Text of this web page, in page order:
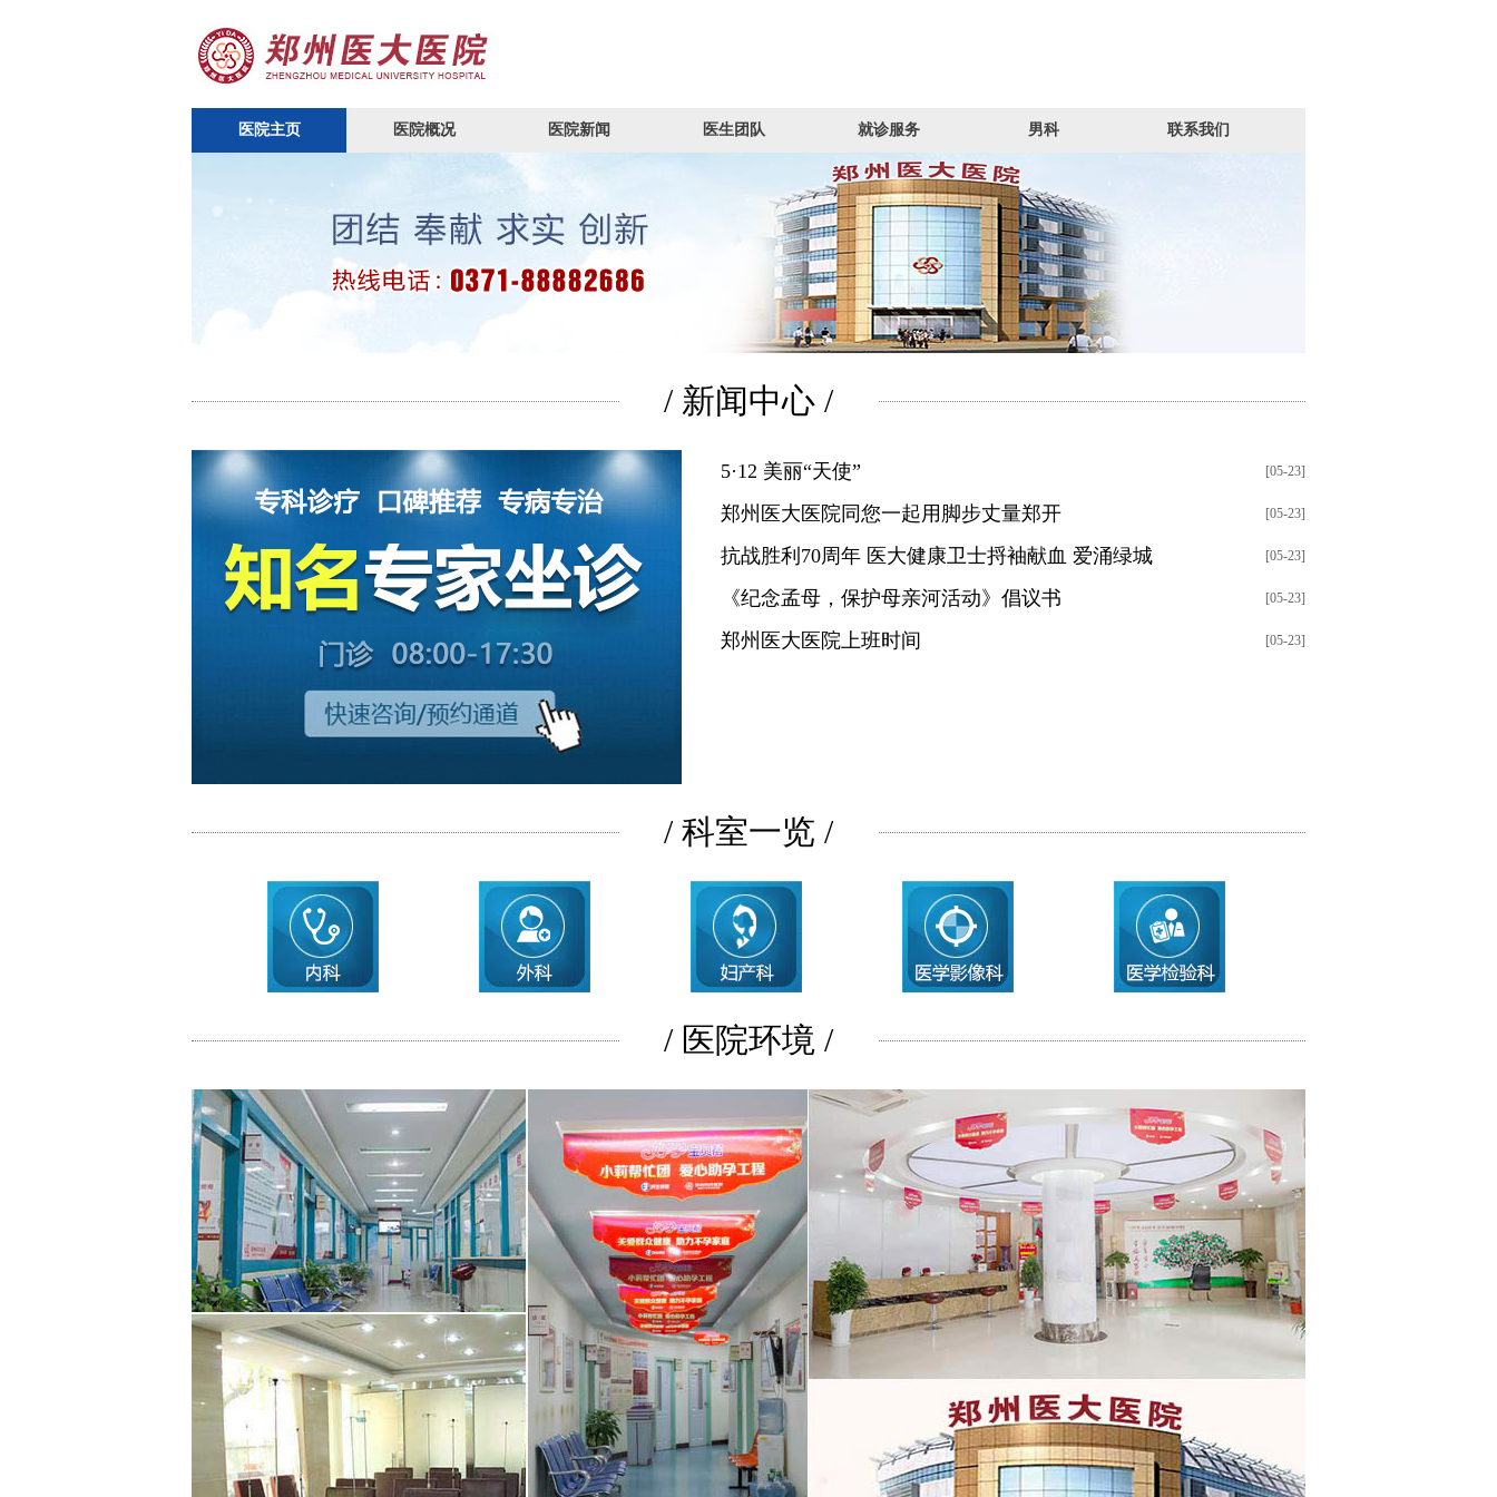
医院主页 医院概况 医院新闻 医生团队 就诊服务 男科 联系我们
/ 新闻中心 /
[05-23]
5·12 美丽“天使”
[05-23]
郑州医大医院同您一起用脚步丈量郑开
[05-23]
抗战胜利70周年 医大健康卫士捋袖献血 爱涌绿城
[05-23]
《纪念孟母，保护母亲河活动》倡议书
[05-23]
郑州医大医院上班时间
/ 科室一览 /
/ 医院环境 /